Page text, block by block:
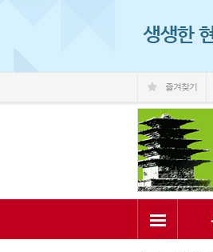
즐겨찾기